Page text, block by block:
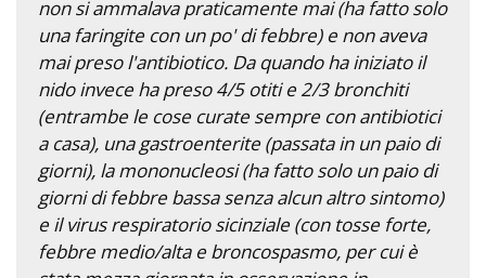
non si ammalava praticamente mai (ha fatto solo
una faringite con un po' di febbre) e non aveva
mai preso l'antibiotico. Da quando ha iniziato il
nido invece ha preso 4/5 otiti e 2/3 bronchiti
(entrambe le cose curate sempre con antibiotici
a casa), una gastroenterite (passata in un paio di
giorni), la mononucleosi (ha fatto solo un paio di
giorni di febbre bassa senza alcun altro sintomo)
e il virus respiratorio sicinziale (con tosse forte,
febbre medio/alta e broncospasmo, per cui è